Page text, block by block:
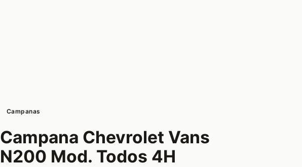
Campanas
Campana Chevrolet Vans
N200 Mod. Todos 4H